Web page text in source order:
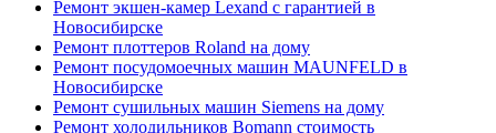
Ремонт экшен-камер Lexand с гарантией в
Новосибирске
Ремонт плоттеров Roland на дому
Ремонт посудомоечных машин MAUNFELD в
Новосибирске
Ремонт сушильных машин Siemens на дому
Ремонт холодильников Bomann стоимость